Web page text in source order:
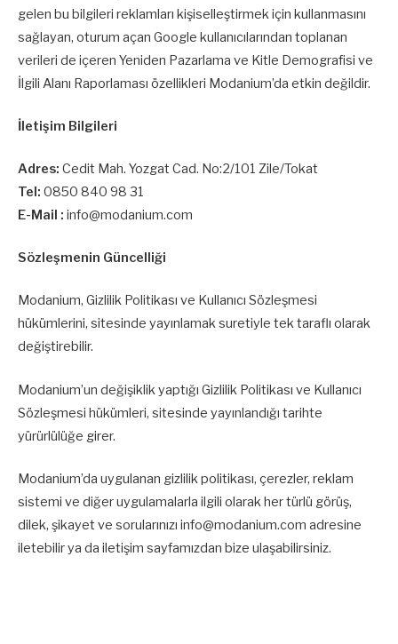
gelen bu bilgileri reklamları kişiselleştirmek için kullanmasını
sağlayan, oturum açan Google kullanıcılarından toplanan
verileri de içeren Yeniden Pazarlama ve Kitle Demografisi ve
İlgili Alanı Raporlaması özellikleri Modanium’da etkin değildir.
İletişim Bilgileri
Adres: Cedit Mah. Yozgat Cad. No:2/101 Zile/Tokat
Tel: 0850 840 98 31
E-Mail : info@modanium.com
Sözleşmenin Güncelliği
Modanium, Gizlilik Politikası ve Kullanıcı Sözleşmesi
hükümlerini, sitesinde yayınlamak suretiyle tek taraflı olarak
değiştirebilir.
Modanium’un değişiklik yaptığı Gizlilik Politikası ve Kullanıcı
Sözleşmesi hükümleri, sitesinde yayınlandığı tarihte
yürürlülüğe girer.
Modanium’da uygulanan gizlilik politikası, çerezler, reklam
sistemi ve diğer uygulamalarla ilgili olarak her türlü görüş,
dilek, şikayet ve sorularınızı info@modanium.com adresine
iletebilir ya da iletişim sayfamızdan bize ulaşabilirsiniz.